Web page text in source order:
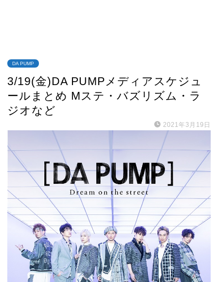
DA PUMP
3/19(金)DA PUMPメディアスケジュ
ールまとめ Mステ・バズリズム・ラ
ジオなど
2021年3月19日